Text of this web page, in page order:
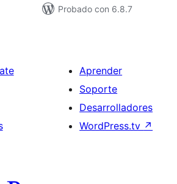
Probado con 6.8.7
Aprender
Soporte
Desarrolladores
WordPress.tv ↗